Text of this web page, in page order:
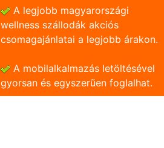
A legjobb magyarországi
wellness szállodák akciós
csomagajánlatai a legjobb árakon.
A mobilalkalmazás letöltésével
gyorsan és egyszerũen foglalhat.